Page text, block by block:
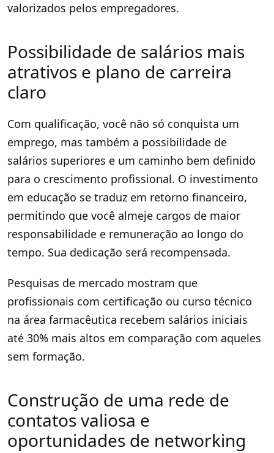
valorizados pelos empregadores.
Possibilidade de salários mais
atrativos e plano de carreira
claro
Com qualificação, você não só conquista um
emprego, mas também a possibilidade de
salários superiores e um caminho bem definido
para o crescimento profissional. O investimento
em educação se traduz em retorno financeiro,
permitindo que você almeje cargos de maior
responsabilidade e remuneração ao longo do
tempo. Sua dedicação será recompensada.
Pesquisas de mercado mostram que
profissionais com certificação ou curso técnico
na área farmacêutica recebem salários iniciais
até 30% mais altos em comparação com aqueles
sem formação.
Construção de uma rede de
contatos valiosa e
oportunidades de networking